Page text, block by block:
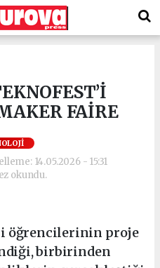
FAİRE
14.05.2026 - 15:31
okundu.
öğrencilerinin proje
birbirinden